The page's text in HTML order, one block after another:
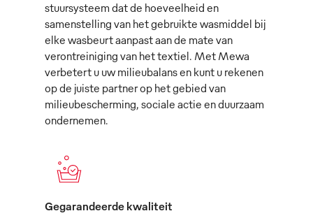
stuursysteem dat de hoeveelheid en
samenstelling van het gebruikte wasmiddel bij
elke wasbeurt aanpast aan de mate van
verontreiniging van het textiel. Met Mewa
verbetert u uw milieubalans en kunt u rekenen
op de juiste partner op het gebied van
milieubescherming, sociale actie en duurzaam
ondernemen.
Gegarandeerde kwaliteit